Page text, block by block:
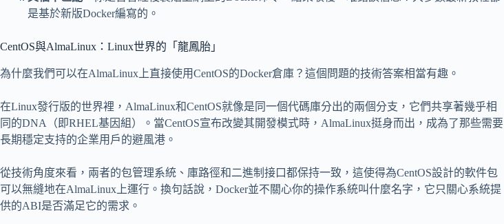
是基於新版Docker編寫的。
CentOS與AlmaLinux：Linux世界的「龍鳳胎」
為什麼我們可以在AlmaLinux上直接使用CentOS的Docker倉庫？這個問題的技術答案相當有趣。
在Linux發行版的世界裡，AlmaLinux和CentOS就像是同一個代碼庫分出的兩個分支，它們共享著幾乎相
同的DNA（即RHEL基因組）。當CentOS宣布改變其開發模式時，AlmaLinux挺身而出，成為了那些需要
長期穩定支持的企業用戶的避風港。
從技術角度來看，兩者的包管理系統、庫路徑和二進制接口都保持一致，這使得為CentOS設計的軟件包
可以無縫地在AlmaLinux上運行。換句話說，Docker並不關心你的操作系統叫什麼名字，它只關心系統提
供的ABI是否滿足它的需求。